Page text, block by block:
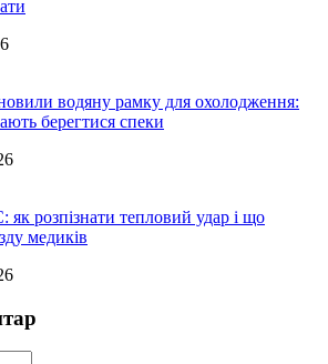
водяну рамку для охолодження:
берегтися спеки
як розпізнати тепловий удар і що
медиків